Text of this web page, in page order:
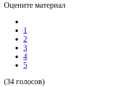
Оцените материал
1
2
3
4
5
(34 голосов)